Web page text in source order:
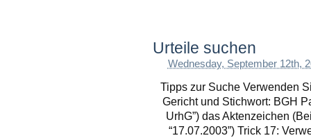
Urteile suchen
Wednesday, September 12th,
Tipps zur Suche Verwenden
Gericht und Stichwort: BGH
UrhG”) das Aktenzeichen
“17.07.2003”) Trick 17: